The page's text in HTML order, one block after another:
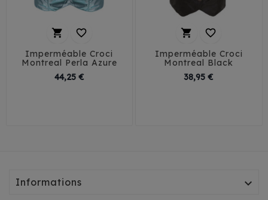
 
Imperméable Croci
Montreal Perla Azure
44,25 €Prix
 
Imperméable Croci
Montreal Black
38,95 €
Informations 